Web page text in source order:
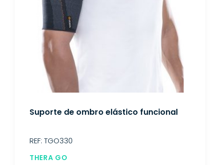
Suporte de ombro elástico funcional
REF: TGO330
THERA GO